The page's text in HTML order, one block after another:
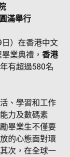
滿舉行
）在香港中文
業典禮， 香港
有超過580名
、學習和工作
力及數碼素
畢業生不僅要
的心態面對環
次，在全球一